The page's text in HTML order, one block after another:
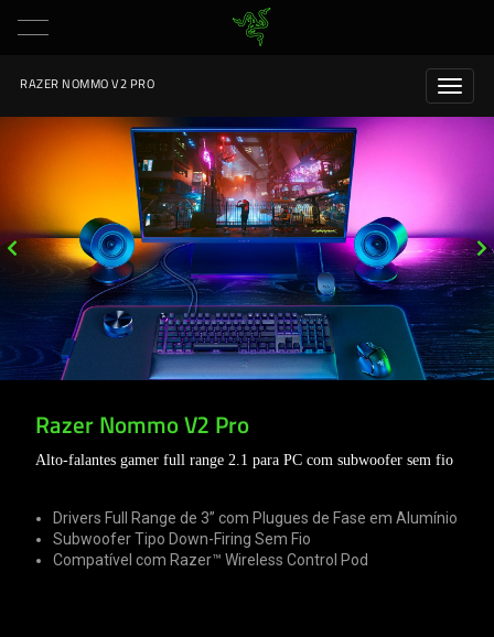
RAZER NOMMO V2 PRO
Razer Nommo V2 Pro
Alto-falantes gamer full range 2.1 para PC com subwoofer sem fio
Drivers Full Range de 3” com Plugues de Fase em Alumínio
Subwoofer Tipo Down-Firing Sem Fio
Compatível com Razer™ Wireless Control Pod